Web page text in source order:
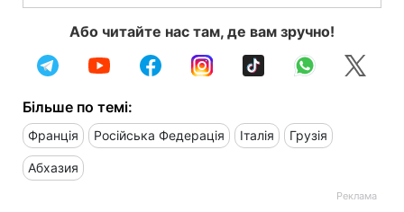
Або читайте нас там, де вам зручно!
Більше по темі:
Франція Російська Федерація Італія Грузія
Абхазия